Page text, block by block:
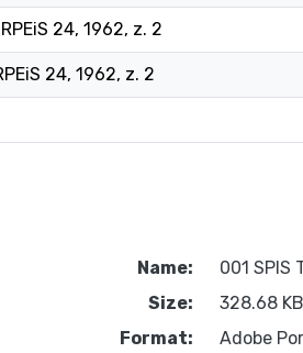
24, 1962, z. 2
24, 1962, z. 2
Name:
001 SPIS
Size:
328.68 KB
Format:
Adobe